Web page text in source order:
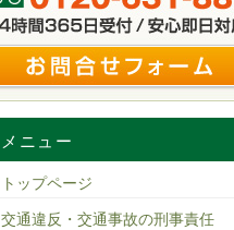
メニュー
トップページ
交通違反・交通事故の刑事責任